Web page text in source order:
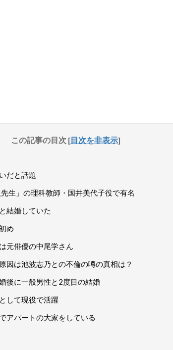
この記事の目次 [目次を非表示]
だと話題
生」の理科教師・国井美代子役で有名
結婚していた
め
元俳優の中尾学さん
因は池波志乃との不倫の噂の真相は？
後に一般男性と2度目の結婚
して現役で活躍
パートの大家をしている